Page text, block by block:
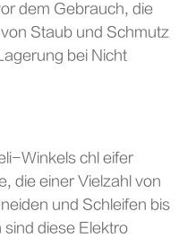
dem Gebrauch, die
Staub und Schmutz
bei Nicht
Winkels chl eifer
die einer Vielzahl von
und Schleifen bis
diese Elektro